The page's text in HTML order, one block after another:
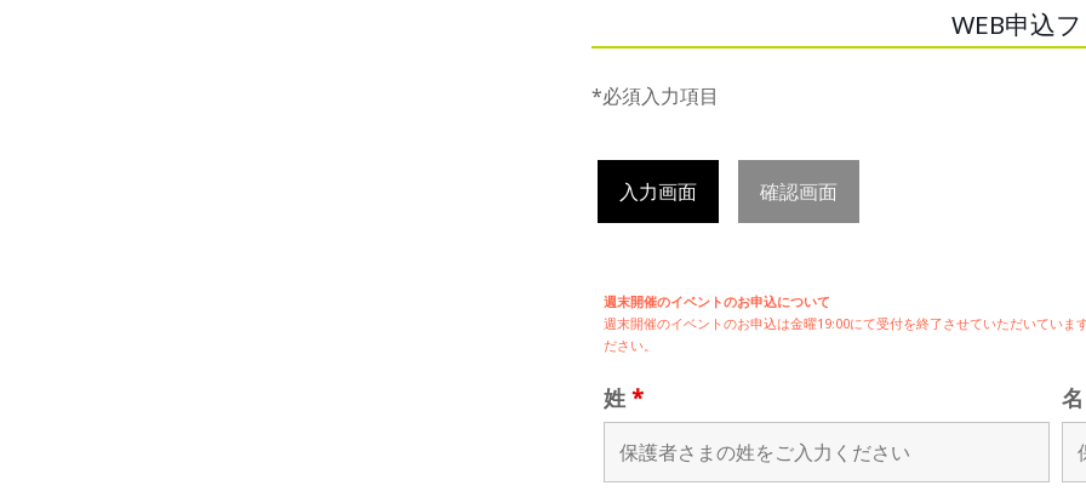
WEB申込
*必須入力項目
入力画面 確認画面
週末開催のイベントのお申込について
週末開催のイベントのお申込は金曜19:00にて受付を終了させていただいていま
ださい。
姓 *